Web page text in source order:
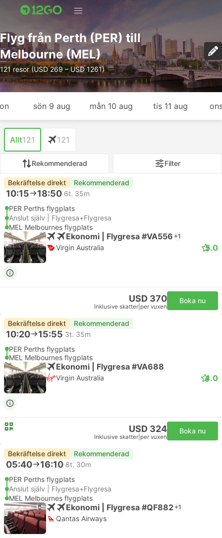
Flyg från Perth (PER) till
Melbourne (MEL)
121 resor (USD 269 – USD 1261)
sön 9 aug mån 10 aug tis 11 aug
Allt121 121
Rekommenderad Filter
Bekräftelse direkt Rekommenderad
10:15 18:50 6t. 35m
PER Perths flygplats
Anslut själv | Flygresa+Flygresa
MEL Melbournes flygplats
Ekonomi | Flygresa #VA556 +1
Virgin Australia 5.0
USD 370
Inklusive skatter per vuxen
Boka nu
Bekräftelse direkt Rekommenderad
10:20 15:55 3t. 35m
PER Perths flygplats
MEL Melbournes flygplats
Ekonomi | Flygresa #VA688
Virgin Australia 4.0
USD 324
Inklusive skatter per vuxen
Boka nu
Bekräftelse direkt Rekommenderad
05:40 16:10 8t. 30m
PER Perths flygplats
Anslut själv | Flygresa+Flygresa
MEL Melbournes flygplats
Ekonomi | Flygresa #QF882 +1
Qantas Airways